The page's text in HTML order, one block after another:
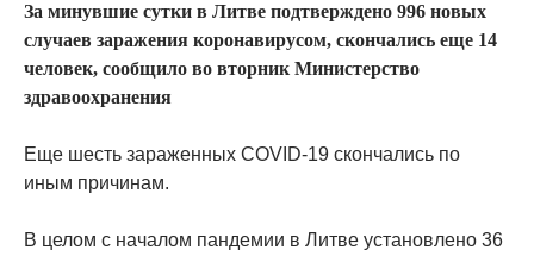
За минувшие сутки в Литве подтверждено 996 новых
случаев заражения коронавирусом, скончались еще 14
человек, сообщило во вторник Министерство
здравоохранения
Еще шесть зараженных COVID-19 скончались по
иным причинам.
В целом с началом пандемии в Литве установлено 36